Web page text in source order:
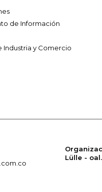
de Información
y Comercio
Lülle -